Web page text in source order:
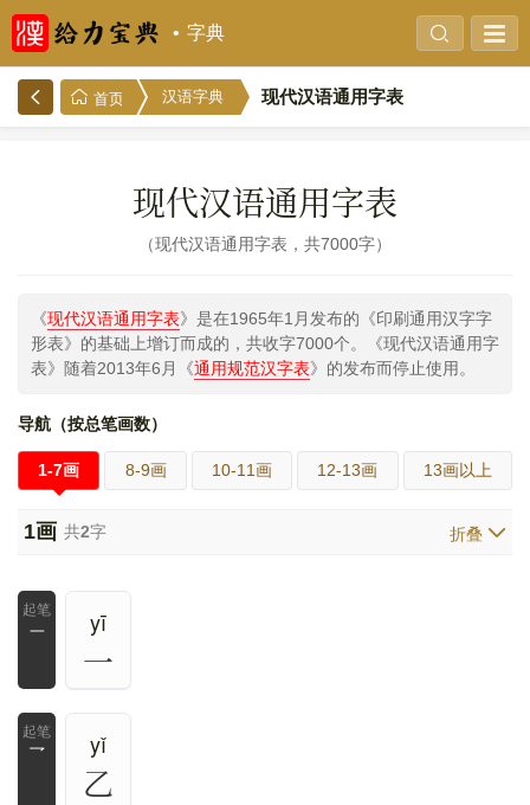
字典
首页 汉语字典 现代汉语通用字表
现代汉语通用字表
现代汉语通用字表，共7000字
《现代汉语通用字表》是在1965年1月发布的《印刷通用汉字字
形表》的基础上增订而成的，共收字7000个。《现代汉语通用字
表》随着2013年6月《通用规范汉字表》的发布而停止使用。
导航（按总笔画数）
1-7画 8-9画 10-11画 12-13画 13画以上
1画 共2字 折叠
一 yī
一
乛 yǐ
乙